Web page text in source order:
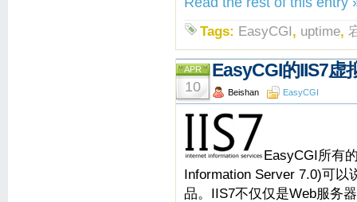
Tags: EasyCGI, uptime,
APR
10
EasyCGI的IIS7虚
Beishan EasyCGI
EasyCGI所有
Information Server 7.0)可以
品。IIS7不仅仅是Web服务